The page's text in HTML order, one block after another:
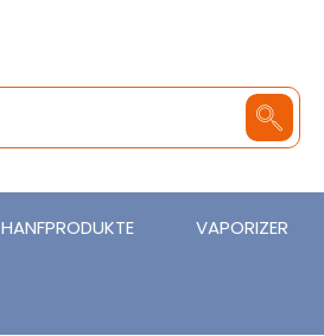
HANFPRODUKTE VAPORIZER